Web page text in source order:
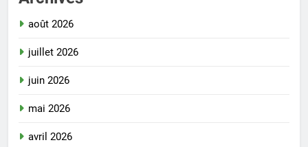
août 2026
juillet 2026
juin 2026
mai 2026
avril 2026